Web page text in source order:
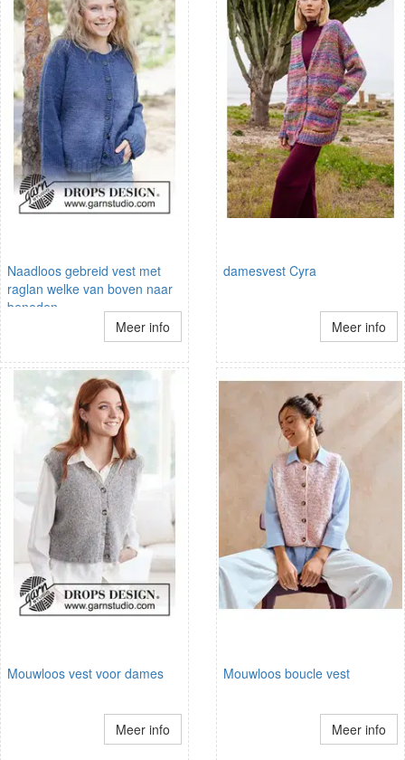
Naadloos gebreid vest met
raglan welke van boven naar
beneden
Meer info
damesvest Cyra
Meer info
Mouwloos vest voor dames
Meer info
Mouwloos boucle vest
Meer info